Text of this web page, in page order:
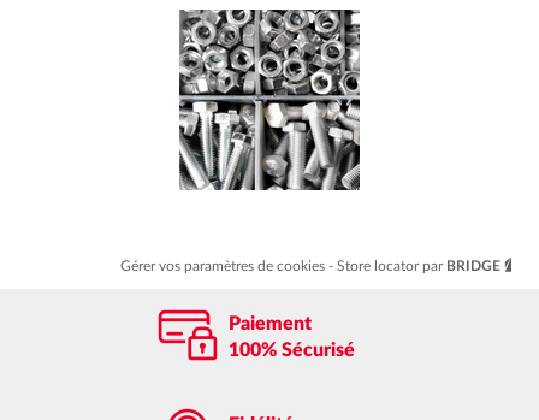
Gérer vos paramètres de cookies Store locator par BRIDGE
Paiement
100% Sécurisé